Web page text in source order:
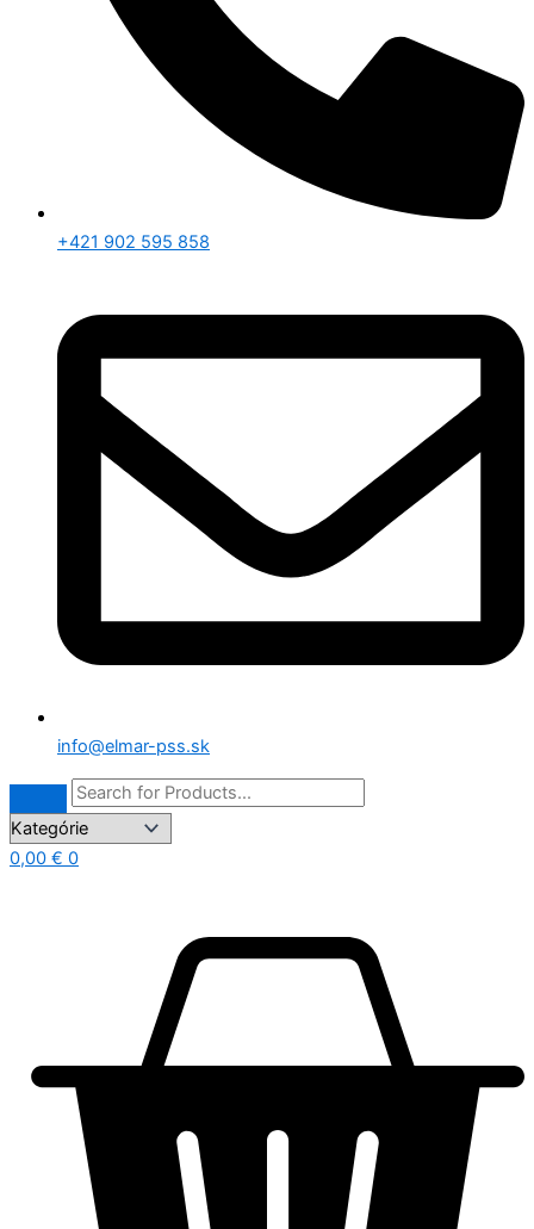
+421 902 595 858
info@elmar-pss.sk
0,00 € 0